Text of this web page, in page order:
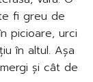
fi greu de
picioare, urci
în altul. Așa
și cât de